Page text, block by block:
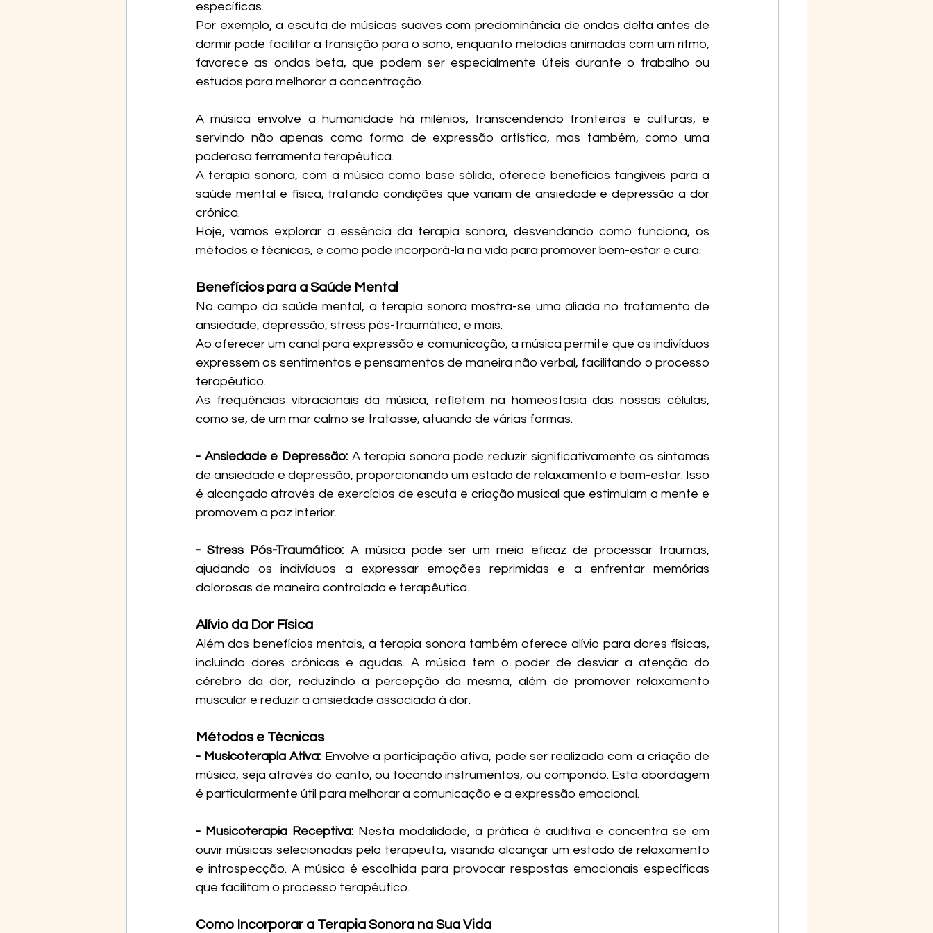
específicas.
Por exemplo, a escuta de músicas suaves com predominância de ondas delta antes de
dormir pode facilitar a transição para o sono, enquanto melodias animadas com um ritmo,
favorece as ondas beta, que podem ser especialmente úteis durante o trabalho ou
estudos para melhorar a concentração.
A música envolve a humanidade há milénios, transcendendo fronteiras e culturas, e
servindo não apenas como forma de expressão artística, mas também, como uma
poderosa ferramenta terapêutica.
A terapia sonora, com a música como base sólida, oferece benefícios tangíveis para a
saúde mental e física, tratando condições que variam de ansiedade e depressão a dor
crónica.
Hoje, vamos explorar a essência da terapia sonora, desvendando como funciona, os
métodos e técnicas, e como pode incorporá-la na vida para promover bem-estar e cura.
Benefícios para a Saúde Mental
No campo da saúde mental, a terapia sonora mostra-se uma aliada no tratamento de
ansiedade, depressão, stress pós-traumático, e mais.
Ao oferecer um canal para expressão e comunicação, a música permite que os indivíduos
expressem os sentimentos e pensamentos de maneira não verbal, facilitando o processo
terapêutico.
As frequências vibracionais da música, refletem na homeostasia das nossas células,
como se, de um mar calmo se tratasse, atuando de várias formas.
- Ansiedade e Depressão: A terapia sonora pode reduzir significativamente os sintomas
de ansiedade e depressão, proporcionando um estado de relaxamento e bem-estar. Isso
é alcançado através de exercícios de escuta e criação musical que estimulam a mente e
promovem a paz interior.
- Stress Pós-Traumático: A música pode ser um meio eficaz de processar traumas,
ajudando os indivíduos a expressar emoções reprimidas e a enfrentar memórias
dolorosas de maneira controlada e terapêutica.
Alívio da Dor Física
Além dos benefícios mentais, a terapia sonora também oferece alívio para dores físicas,
incluindo dores crónicas e agudas. A música tem o poder de desviar a atenção do
cérebro da dor, reduzindo a percepção da mesma, além de promover relaxamento
muscular e reduzir a ansiedade associada à dor.
Métodos e Técnicas
- Musicoterapia Ativa: Envolve a participação ativa, pode ser realizada com a criação de
música, seja através do canto, ou tocando instrumentos, ou compondo. Esta abordagem
é particularmente útil para melhorar a comunicação e a expressão emocional.
- Musicoterapia Receptiva: Nesta modalidade, a prática é auditiva e concentra se em
ouvir músicas selecionadas pelo terapeuta, visando alcançar um estado de relaxamento
e introspecção. A música é escolhida para provocar respostas emocionais específicas
que facilitam o processo terapêutico.
Como Incorporar a Terapia Sonora na Sua Vida